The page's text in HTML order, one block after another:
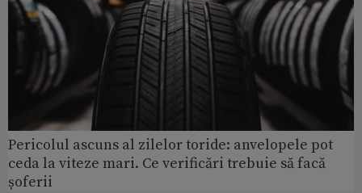
Pericolul ascuns al zilelor toride: anvelopele pot
ceda la viteze mari. Ce verificări trebuie să facă
șoferii